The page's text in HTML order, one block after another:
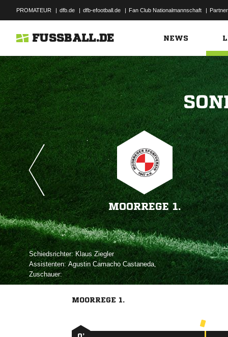
PROMATEUR | dfb.de | dfb-efootball.de | Fan Club Nationalmannschaft | Partner
FUSSBALL.DE NEWS
MOORREGE 1.
Schiedsrichter:  
Assistenten:  ,
Zuschauer:
MOORREGE 1.